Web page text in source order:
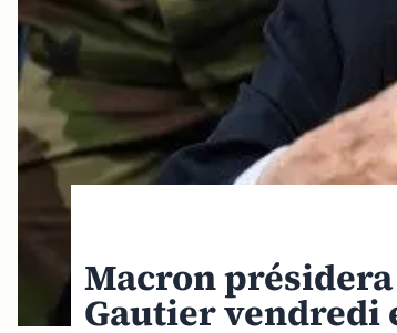
Macron
Gautier vendredi